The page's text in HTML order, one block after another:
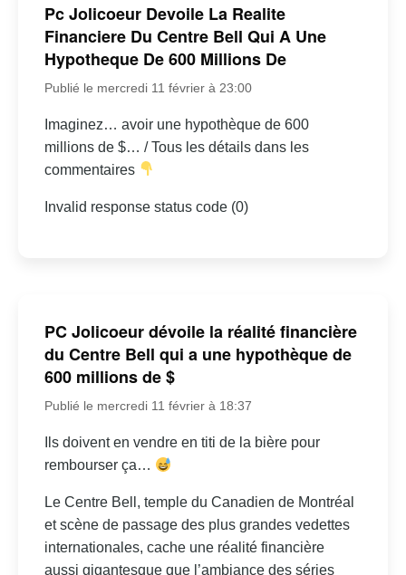
Pc Jolicoeur Devoile La Realite
Financiere Du Centre Bell Qui A Une
Hypotheque De 600 Millions De
Publié le mercredi 11 février à 23:00
Imaginez… avoir une hypothèque de 600
millions de $… / Tous les détails dans les
commentaires
Invalid response status code (0)
PC Jolicoeur dévoile la réalité financière
du Centre Bell qui a une hypothèque de
600 millions de $
Publié le mercredi 11 février à 18:37
Ils doivent en vendre en titi de la bière pour
rembourser ça…
Le Centre Bell, temple du Canadien de Montréal
et scène de passage des plus grandes vedettes
internationales, cache une réalité financière
aussi gigantesque que l’ambiance des séries